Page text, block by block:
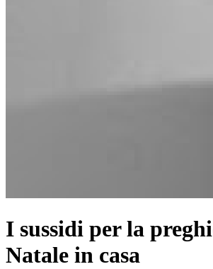
I sussidi per la
Natale in casa